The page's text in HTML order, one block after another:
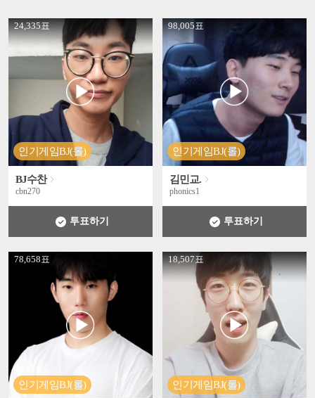
인기게임BJ(롤)
24,335표
' +
BJ수찬
cbn270
투표하기
인기게임BJ(롤)
98,005표
' +
김민교.
phonics1
투표하기
인기게임BJ(롤)
78,658표
' +
인기게임BJ(롤)
18,507표
' +